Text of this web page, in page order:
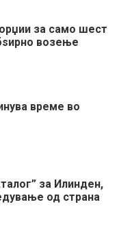
за само шест
возење
време во
за Илинден,
од страна